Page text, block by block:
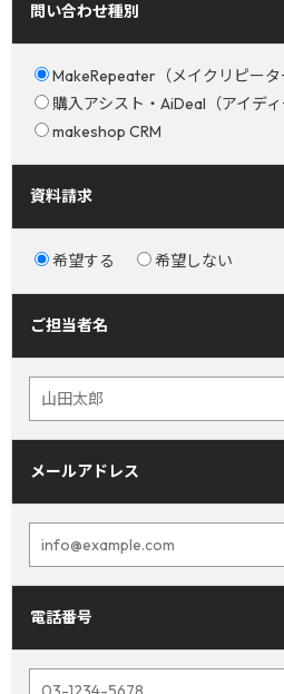
問い合わせ種別
MakeRepeater（メイクリピータ
購入アシスト・AiDeal（アイディ
makeshop CRM
資料請求
希望する 希望しない
ご担当者名
メールアドレス
電話番号